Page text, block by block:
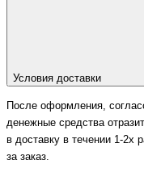
Условия доставки
После оформления,
денежные средства
в доставку в течении 1-2х
за заказ.